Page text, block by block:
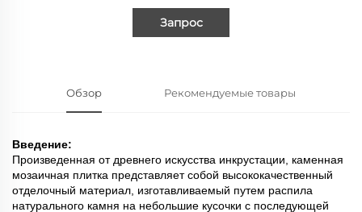
Запрос
Обзор Рекомендуемые товары
Введение:
Произведенная от древнего искусства инкрустации, каменная
мозаичная плитка представляет собой высококачественный
отделочный материал, изготавливаемый путем распила
натурального камня на небольшие кусочки с последующей